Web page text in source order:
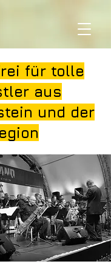
für tolle
aus
und der